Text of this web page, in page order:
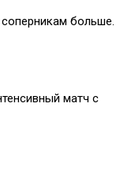
больше.
матч с